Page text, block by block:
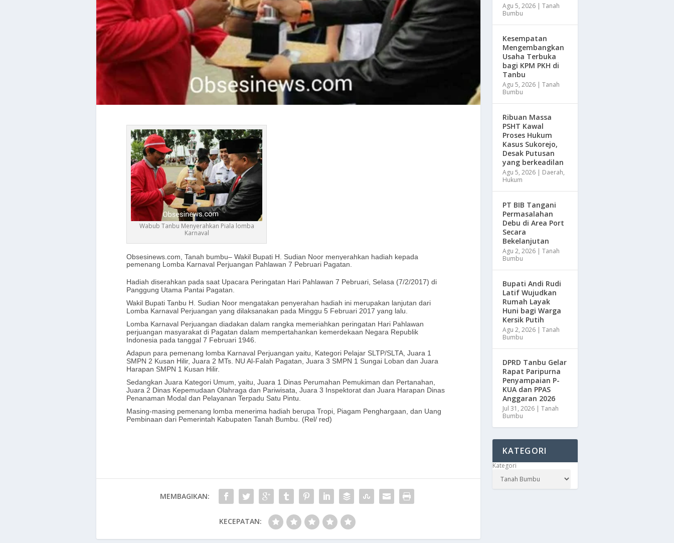
Wabub Tanbu Menyerahkan Piala lomba
Karnaval
Obsesinews.com, Tanah bumbu– Wakil Bupati H. Sudian Noor menyerahkan hadiah kepada
pemenang Lomba Karnaval Perjuangan Pahlawan 7 Pebruari Pagatan.
Hadiah diserahkan pada saat Upacara Peringatan Hari Pahlawan 7 Pebruari, Selasa (7/2/2017) di
Panggung Utama Pantai Pagatan.
Wakil Bupati Tanbu H. Sudian Noor mengatakan penyerahan hadiah ini merupakan lanjutan dari
Lomba Karnaval Perjuangan yang dilaksanakan pada Minggu 5 Februari 2017 yang lalu.
Lomba Karnaval Perjuangan diadakan dalam rangka memeriahkan peringatan Hari Pahlawan
perjuangan masyarakat di Pagatan dalam mempertahankan kemerdekaan Negara Republik
Indonesia pada tanggal 7 Februari 1946.
Adapun para pemenang lomba Karnaval Perjuangan yaitu, Kategori Pelajar SLTP/SLTA, Juara 1
SMPN 2 Kusan Hilir, Juara 2 MTs. NU Al-Falah Pagatan, Juara 3 SMPN 1 Sungai Loban dan Juara
Harapan SMPN 1 Kusan Hilir.
Sedangkan Juara Kategori Umum, yaitu, Juara 1 Dinas Perumahan Pemukiman dan Pertanahan,
Juara 2 Dinas Kepemudaan Olahraga dan Pariwisata, Juara 3 Inspektorat dan Juara Harapan Dinas
Penanaman Modal dan Pelayanan Terpadu Satu Pintu.
Masing-masing pemenang lomba menerima hadiah berupa Tropi, Piagam Penghargaan, dan Uang
Pembinaan dari Pemerintah Kabupaten Tanah Bumbu. (Rel/ red)
MEMBAGIKAN:
KECEPATAN:
Agu 5, 2026| Tanah
Bumbu
Kesempatan
Mengembangkan
Usaha Terbuka
bagi KPM PKH di
Tanbu
Agu 5, 2026| Tanah
Bumbu
Ribuan Massa
PSHT Kawal
Proses Hukum
Kasus Sukorejo,
Desak Putusan
yang berkeadilan
Agu 5, 2026| Daerah,
Hukum
PT BIB Tangani
Permasalahan
Debu di Area Port
Secara
Bekelanjutan
Agu 2, 2026| Tanah
Bumbu
Bupati Andi Rudi
Latif Wujudkan
Rumah Layak
Huni bagi Warga
Kersik Putih
Agu 2, 2026| Tanah
Bumbu
DPRD Tanbu Gelar
Rapat Paripurna
Penyampaian P-
KUA dan PPAS
Anggaran 2026
Jul 31, 2026| Tanah
Bumbu
KATEGORI
Kategori